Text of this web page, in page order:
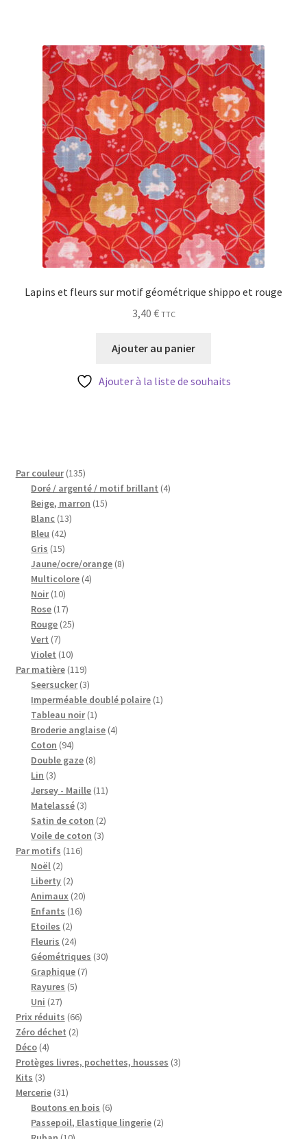
Lapins et fleurs sur motif géométrique shippo et rouge
3,40 € TTC
Ajouter au panier
Ajouter à la liste de souhaits
Par couleur 135135
produits
Doré / argenté / motif brillant 44
Beige, marron 1515
Blanc 1313
Bleu 4242
produits
Gris 1515
produits
Jaune/ocre/orange 88
Multicolore 44
Noir 1010
produits
Rose 1717
produits
Rouge 2525
Vert 77
produits
Violet 1010
produits
Par matière 119119
produits
Seersucker 33
produits
Imperméable doublé polaire 11
Tableau noir 11
produit
Broderie anglaise 44
Coton 9494
produits
Double gaze 88
Lin 33
produits
Jersey - Maille 1111
Matelassé 33
produits
Satin de coton 22
produits
Voile de coton 33
Par motifs 116116
Noël 22
produits
Liberty 22
produits
Animaux 2020
Enfants 1616
Etoiles 22
produits
Fleuris 2424
produits
Géométriques 3030
Graphique 77
Rayures 55
Uni 2727
produits
Prix réduits 6666
Zéro déchet 22
Déco 44
produits
Protèges livres, pochettes, housses 33
Kits 33
produits
Mercerie 3131
produits
Boutons en bois 66
produits
Passepoil, Elastique lingerie 22